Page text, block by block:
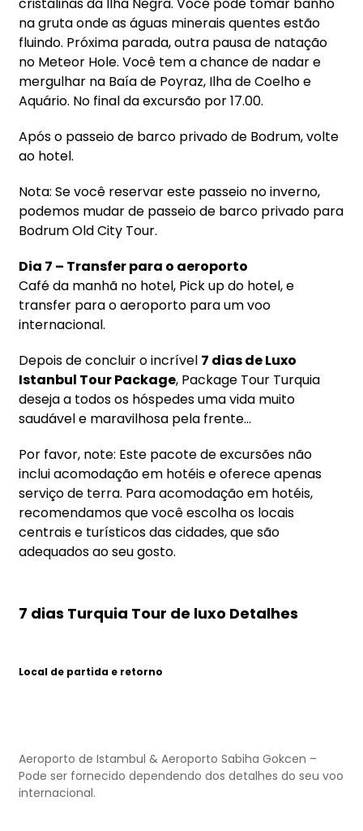
na gruta onde as águas minerais quentes estão
fluindo. Próxima parada, outra pausa de natação
no Meteor Hole. Você tem a chance de nadar e
mergulhar na Baía de Poyraz, Ilha de Coelho e
Aquário. No final da excursão por 17.00.
Após o passeio de barco privado de Bodrum, volte
ao hotel.
Nota: Se você reservar este passeio no inverno,
podemos mudar de passeio de barco privado para
Bodrum Old City Tour.
Dia 7 – Transfer para o aeroporto
Café da manhã no hotel, Pick up do hotel, e
transfer para o aeroporto para um voo
internacional.
Depois de concluir o incrível 7 dias de Luxo
Istanbul Tour Package, Package Tour Turquia
deseja a todos os hóspedes uma vida muito
saudável e maravilhosa pela frente...
Por favor, note: Este pacote de excursões não
inclui acomodação em hotéis e oferece apenas
serviço de terra. Para acomodação em hotéis,
recomendamos que você escolha os locais
centrais e turísticos das cidades, que são
adequados ao seu gosto.
7 dias Turquia Tour de luxo Detalhes
Local de partida e retorno
Aeroporto de Istambul & Aeroporto Sabiha Gokcen –
Pode ser fornecido dependendo dos detalhes do seu voo
internacional.